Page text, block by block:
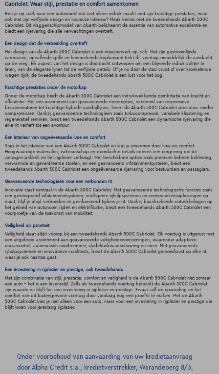
Cabriolet: Waar stijl, prestatie en comfort samenkomen
Ben je op zoek naar een automodel dat niet alleen indruk maakt met zijn krachtige prestaties, maar
ook met zijn verfijnde design en luxueuze interieur? Maak kennis met de tweedehands Abarth 500C
Cabriolet. Dit vlaggenschipmodel van Abarth belichaamt de essentie van automotive excellentie en
biedt een rijervaring die alle verwachtingen overtreft.
Een design dat de verbeelding overtreft
Het design van de Abarth 500C Cabriolet is een meesterwerk op zich. Met zijn gestroomlijnde
carrosserie, opvallende grille en kenmerkende koplampen trekt dit voertuig onmiddellijk de aandacht
op de weg. Elk aspect van het design is doordacht ontworpen om een blijvende indruk achter te
laten, van de elegante lijnen tot de verfijnde details. Of je nu door de stad cruist of over kronkelende
wegen rijdt, de tweedehands Abarth 500C Cabriolet is een lust voor het oog.
Krachtige prestaties onder de motorkap
Onder de motorkap biedt de Abarth 500C Cabriolet een indrukwekkende combinatie van kracht en
efficiëntie. Met een assortiment aan geavanceerde motoropties, variërend van responsieve
benzinemotoren tot krachtige hybride aandrijflijnen, levert de Abarth 500C Cabriolet prestaties zonder
compromissen. Dankzij geavanceerde technologieën zoals turbocompressie, variabele kleptiming en
regeneratief remmen, biedt een tweedehands Abarth 500C Cabriolet een dynamische rijervaring die
elke rit verheft tot een avontuur.
Een interieur van ongeëvenaarde luxe en comfort
Stap in het interieur van een Abarth 500C Cabriolet en laat je omarmen door luxe en comfort.
Hoogwaardige materialen, vakmanschap en doordachte details creëren een omgeving die de
zintuigen prikkelt en het rijplezier verhoogt. Met beschikbare opties zoals premium lederen bekleding,
verwarmde en geventileerde stoelen, en een geavanceerd infotainmentsysteem, biedt een
tweedehands Abarth 500C Cabriolet een ongeëvenaarde rijervaring voor bestuurders en passagiers.
Geavanceerde technologieën voor een verbonden rit
Innovatie staat centraal in de Abarth 500C Cabriolet. Met geavanceerde technologische functies zoals
een geïntegreerd infotainmentsysteem, intelligente rijhulpsystemen en connectiviteitsoplossingen op
maat, blijf je altijd verbonden en geïnformeerd tijdens je rit. Dankzij baanbrekende ontwikkelingen op
het gebied van autonoom rijden en elektrificatie, biedt een tweedehands Abarth 500C Cabriolet een
voorproefje van de toekomst van mobiliteit.
Veiligheid als prioriteit
Veiligheid staat altijd voorop bij een tweedehands Abarth 500C Cabriolet. Elk voertuig is uitgerust met
een uitgebreid assortiment aan geavanceerde veiligheidsvoorzieningen, waaronder adaptieve
cruisecontrol, automatisch noodremmen, dodehoekwaarschuwing en meer. Met geavanceerde
rijhulpsystemen en innovatieve crashtests, biedt de Abarth 500C Cabriolet gemoedsrust op elke rit,
waar je ook naartoe gaat.
Een investering in rijplezier en prestige, ook tweedehands
Met zijn combinatie van stijl, prestatie, comfort en veiligheid is de Abarth 500C Cabriolet niet zomaar
een auto - het is een levensstijl. Zelfs als tweedehands voertuig behoudt de Abarth 500C Cabriolet
zijn waarde en blijft het een investering in rijplezier en prestige. Ervaar zelf de opwinding en het
comfort van dit buitengewone voertuig door vandaag nog een proefrit te maken. Met de Abarth
500C Cabriolet kies je niet alleen voor een auto, maar voor een investering in rijplezier en prestige die
blijft lonen voor jarenlang rijplezier.
Onder voorbehoud van aanvaarding van uw kredietaanvraag
door Alpha Credit s.a., kredietverstrekker, Warandeberg 8/3,